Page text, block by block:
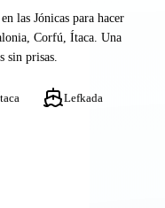
las Jónicas para hacer
Corfú, Ítaca. Una
sin prisas.
Lefkada